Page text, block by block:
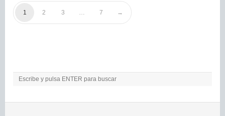
1 2 3 … 7